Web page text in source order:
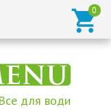

Все для води